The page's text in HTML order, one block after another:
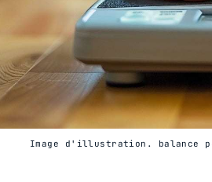
Image d'illustration. balance